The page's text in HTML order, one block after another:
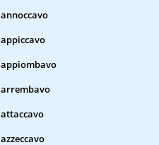
annoccavo
appiccavo
appiombavo
arrembavo
attaccavo
azzeccavo